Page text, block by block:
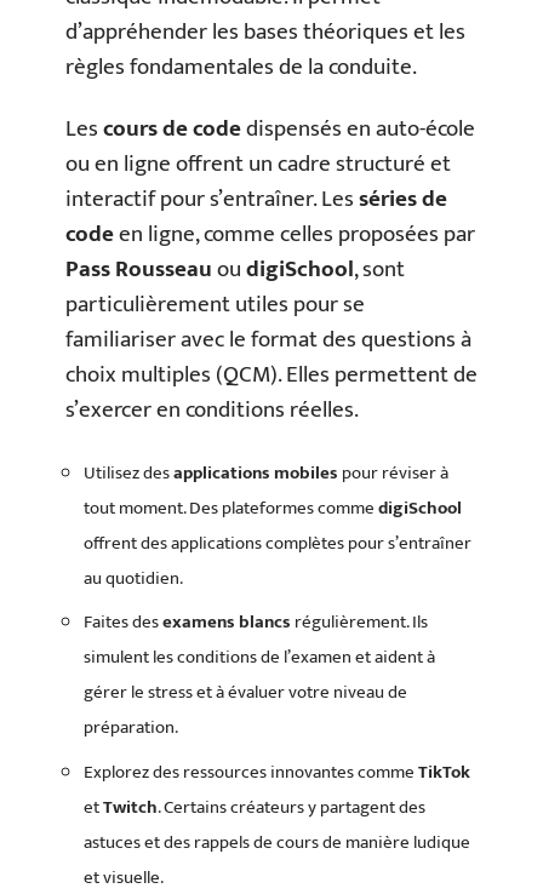
d’appréhender les bases théoriques et les
règles fondamentales de la conduite.
Lescours de codedispensés en auto-école
ou en ligne offrent un cadre structuré et
interactif pour s’entraîner. Lesséries de
codeen ligne, comme celles proposées par
Pass RousseauoudigiSchool, sont
particulièrement utiles pour se
familiariser avec le format des questions à
choix multiples (QCM). Elles permettent de
s’exercer en conditions réelles.
Utilisez desapplications mobiles pour réviser à
tout moment. Des plateformes commedigiSchool
offrent des applications complètes pour s’entraîner
au quotidien.
Faites desexamens blancs régulièrement. Ils
simulent les conditions de l’examen et aident à
gérer le stress et à évaluer votre niveau de
préparation.
Explorez des ressources innovantes commeTikTok
etTwitch. Certains créateurs y partagent des
astuces et des rappels de cours de manière ludique
et visuelle.